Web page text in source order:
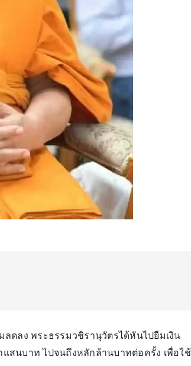
ลดลง พระธรรมวชิรานุวัตรได้หันไปยืมเงิน
สนบาท ไปจนถึงหลักล้านบาทต่อครั้ง เพื่อใช้